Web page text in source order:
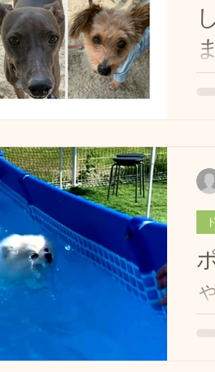
広島黒瀬スケジュール
た